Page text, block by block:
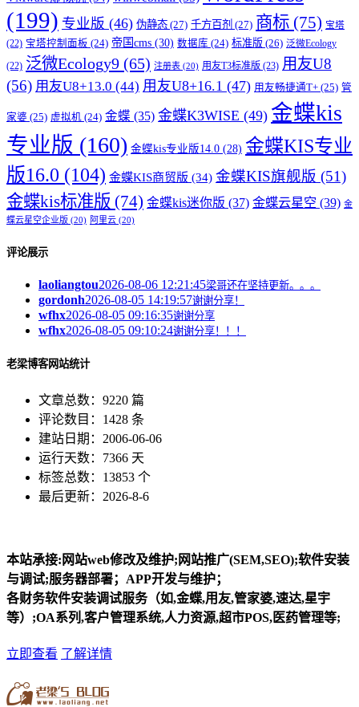
(199) 专业版 (46) 伪静态 (27) 千方百剂 (27) 商标 (75) 宝塔
(22) 宝塔控制面板 (24) 帝国cms (30) 数据库 (24) 标准版 (26) 泛微Ecology
(22) 泛微Ecology9 (65) 注册表 (20) 用友T3标准版 (23) 用友U8
(56) 用友U8+13.0 (44) 用友U8+16.1 (47) 用友畅捷通T+ (25) 管
家婆 (25) 虚拟机 (24) 金蝶 (35) 金蝶K3WISE (49) 金蝶kis
专业版 (160) 金蝶kis专业版14.0 (28) 金蝶KIS专业
版16.0 (104) 金蝶KIS商贸版 (34) 金蝶KIS旗舰版 (51)
金蝶kis标准版 (74) 金蝶kis迷你版 (37) 金蝶云星空 (39) 金
蝶云星空企业版 (20) 阿里云 (20)
评论展示
laoliangtou2026-08-06 12:21:45梁哥还在坚持更新。。。
gordonh2026-08-05 14:19:57谢谢分享！
wfhx2026-08-05 09:16:35谢谢分享
wfhx2026-08-05 09:10:24谢谢分享！！！
老梁博客网站统计
文章总数：9220 篇
评论数目：1428 条
建站日期：2006-06-06
运行天数：7366 天
标签总数：13853 个
最后更新：2026-8-6
本站承接:网站web修改及维护;网站推广(SEM,SEO);软件安装
与调试;服务器部署；APP开发与维护；
各财务软件安装调试服务（如,金蝶,用友,管家婆,速达,星宇
等）;OA系列,客户管理系统,人力资源,超市POS,医药管理等;
立即查看 了解详情